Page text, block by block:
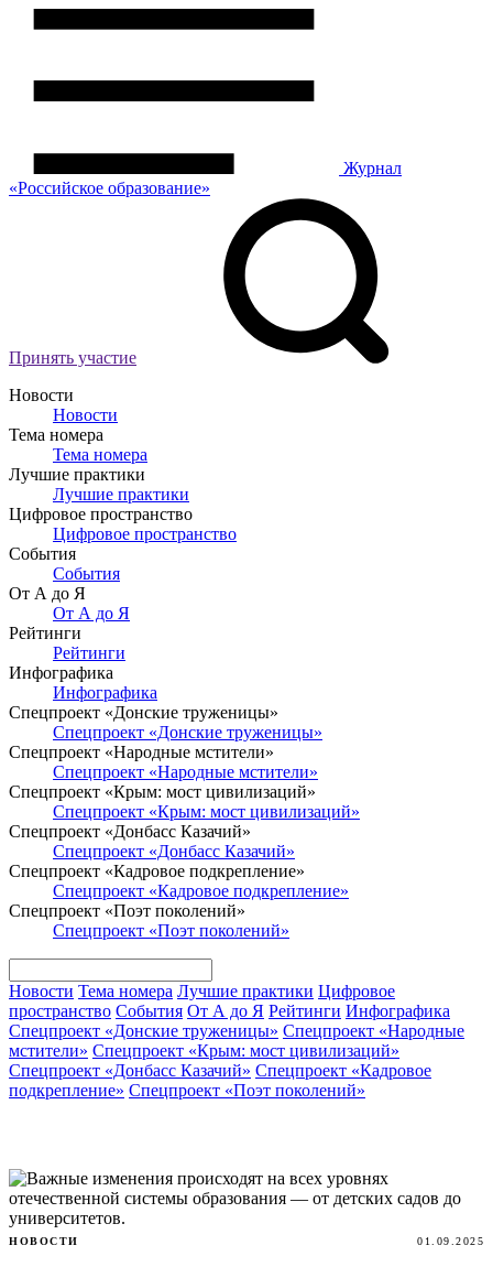
Журнал
«Российское образование»
Принять участие
Новости
Новости
Тема номера
Тема номера
Лучшие практики
Лучшие практики
Цифровое пространство
Цифровое пространство
События
События
От А до Я
От А до Я
Рейтинги
Рейтинги
Инфографика
Инфографика
Спецпроект «Донские труженицы»
Спецпроект «Донские труженицы»
Спецпроект «Народные мстители»
Спецпроект «Народные мстители»
Спецпроект «Крым: мост цивилизаций»
Спецпроект «Крым: мост цивилизаций»
Спецпроект «Донбасс Казачий»
Спецпроект «Донбасс Казачий»
Спецпроект «Кадровое подкрепление»
Спецпроект «Кадровое подкрепление»
Спецпроект «Поэт поколений»
Спецпроект «Поэт поколений»
Новости Тема номера Лучшие практики Цифровое
пространство События От А до Я Рейтинги Инфографика
Спецпроект «Донские труженицы» Спецпроект «Народные
мстители» Спецпроект «Крым: мост цивилизаций»
Спецпроект «Донбасс Казачий» Спецпроект «Кадровое
подкрепление» Спецпроект «Поэт поколений»
НОВОСТИ 01.09.2025